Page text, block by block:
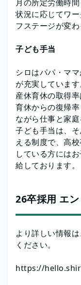
月の所定労働時
状況に応じてワ
フステージが変
子ども手当
シロはパパ・マ
が充実しています
産休育休の取得
育休からの復帰
ながら仕事と家
子ども手当は、
える制度で、高
している方には
給しております。
26卒採用 エ
より詳しい情報
ください。
https://